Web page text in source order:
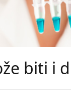
biti i